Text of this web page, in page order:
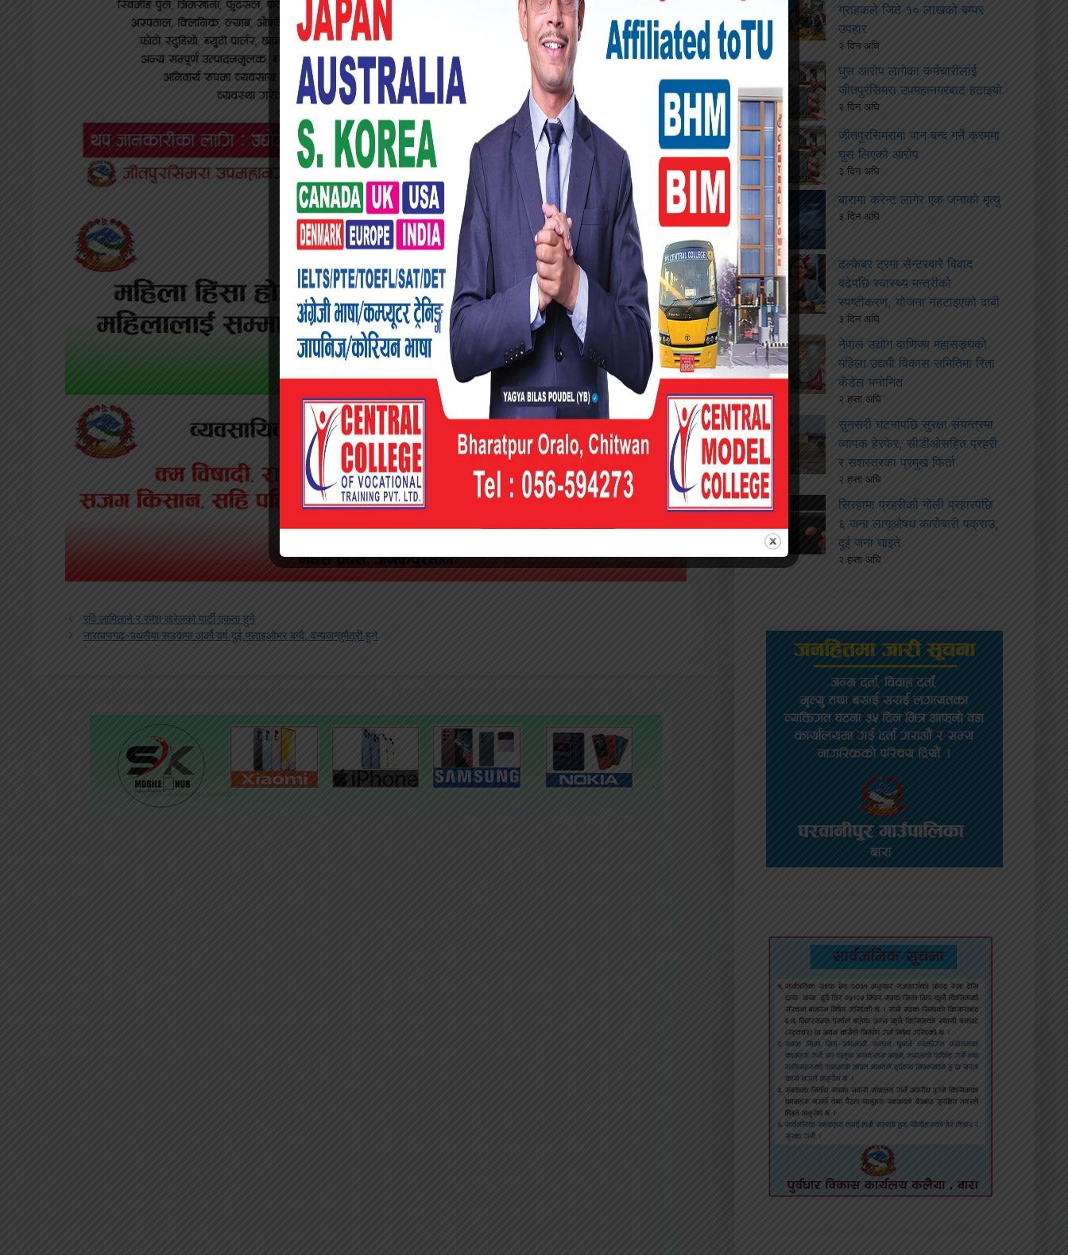
रवि लामिछाने र रमेश खरेलको पार्टी एकता हुने
नारायणगढ-पथलैया सडकमा अर्को वर्ष दुई फ्लाइओभर बन्दै, वन्यजन्तुमैत्री हुने
ग्राहकले जिते १० लाखको बम्पर
उपहार
२ दिन अघि
घुस आरोप लागेका कर्मचारीलाई
जीतपुरसिमरा उपमहानगरबाट हटाइयो
२ दिन अघि
जीतपुरसिमरामा पान बन्द गर्ने क्रममा
घुस लिएको आरोप
३ दिन अघि
बारामा करेन्ट लागेर एक जनाको मृत्यु
३ दिन अघि
ढल्केबर ट्रमा सेन्टरबारे विवाद
बढेपछि स्वास्थ्य मन्त्रीको
स्पष्टीकरण, योजना नहटाइएको दाबी
३ दिन अघि
नेपाल उद्योग वाणिज्य महासङ्घको
महिला उद्यमी विकास समितिमा रिता
कँडेल मनोनित
२ हप्ता अघि
सुनसरी घटनापछि सुरक्षा संयन्त्रमा
व्यापक हेरफेर, सीडीओसहित प्रहरी
र सशस्त्रका प्रमुख फिर्ता
२ हप्ता अघि
सिरहामा प्रहरीको गोली प्रहारपछि
६ जना लागूऔषध कारोबारी पक्राउ,
दुई जना घाइते
२ हप्ता अघि